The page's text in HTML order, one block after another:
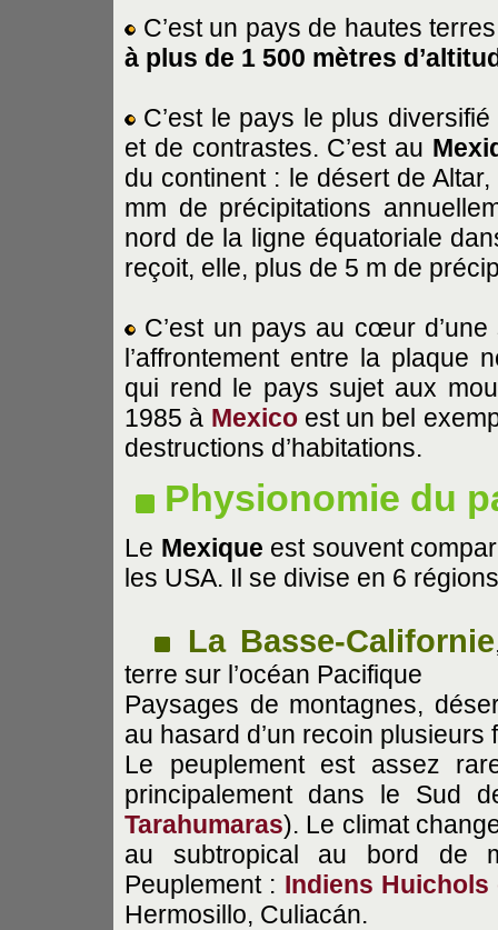
C’est un pays de hautes
à plus de 1 500 mètres
C’est le pays le plus
et de contrastes. C’est au
du continent : le désert de
mm de précipitations
nord de la ligne équatoriale
reçoit, elle, plus de 5 m de
C’est un pays au cœur
l’affrontement entre la plaque
qui rend le pays sujet aux
1985 à Mexicoest un bel
destructions d’habitations.
Physionomie du
Le Mexique est souvent
les USA. Il se divise en 6
La Basse-Californie
terre sur l’océan Pacifique
Paysages de montagnes,
au hasard d’un recoin plusieurs
Le peuplement est assez
principalement dans le Sud
Tarahumaras). Le climat
au subtropical au bord de
Peuplement : Indiens Huichols
Hermosillo, Culiacán.